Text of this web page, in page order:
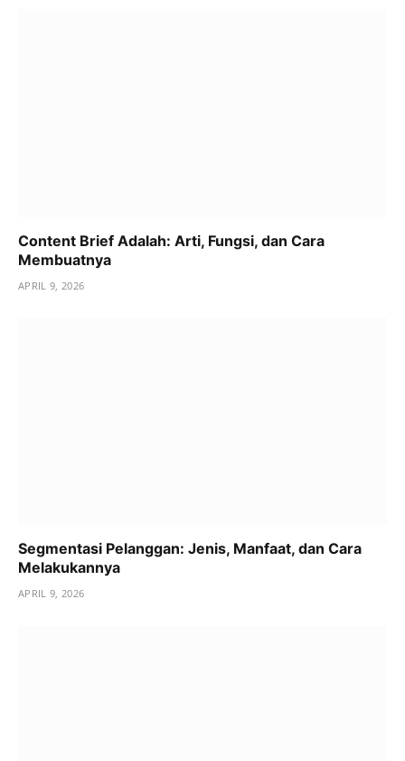
Content Brief Adalah: Arti, Fungsi, dan Cara
Membuatnya
APRIL 9, 2026
Segmentasi Pelanggan: Jenis, Manfaat, dan Cara
Melakukannya
APRIL 9, 2026